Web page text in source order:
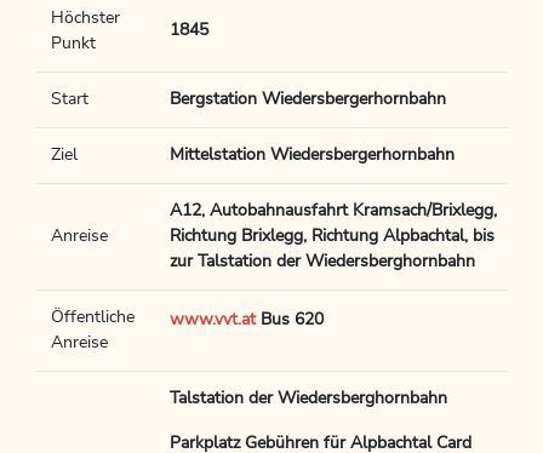
Höchster
Punkt
1845
Start Bergstation Wiedersbergerhornbahn
Ziel Mittelstation Wiedersbergerhornbahn
Anreise
A12, Autobahnausfahrt Kramsach/Brixlegg,
Richtung Brixlegg, Richtung Alpbachtal, bis
zur Talstation der Wiedersberghornbahn
Öffentliche
Anreise
www.vvt.atBus 620
Talstation der Wiedersberghornbahn
Parkplatz Gebühren für Alpbachtal Card